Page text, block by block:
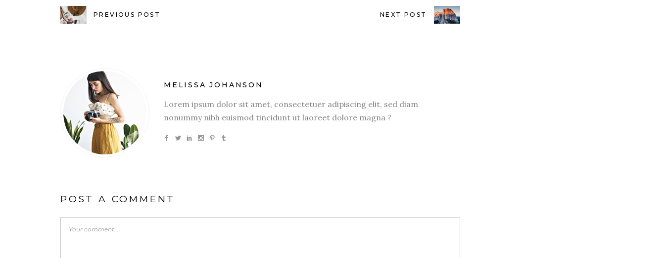
PREVIOUS POST NEXT POST
MELISSA JOHANSON
Lorem ipsum dolor sit amet, consectetuer adipiscing elit, sed diam
nonummy nibh euismod tincidunt ut laoreet dolore magna ?
POST A COMMENT